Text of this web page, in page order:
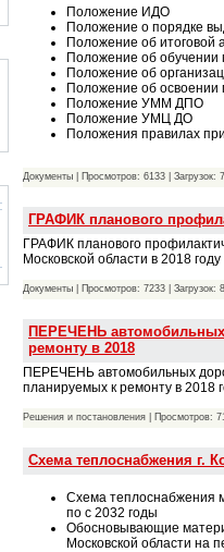
Положение ИДО
Положение о порядке
Положение об итоговой
Положение об обучении
Положение об
Положение об
Положение УММ ДПО
Положение УМЦ ДО
Положения правилах
Документы | Просмотров: 6133 | Загрузок:
ГРАФИК планового
ГРАФИК планового
Московской области в 2018 году
Документы | Просмотров: 7233 | Загрузок:
ПЕРЕЧЕНЬ автомобильных
ремонту в 2018
ПЕРЕЧЕНЬ автомобильных
планируемых к ремонту в 2018
Решения и постановления | Просмотров:
Cхема теплоснабжения г.
Cхема теплоснабжения
по с 2032 годы
Обосновывающие
Московской области на